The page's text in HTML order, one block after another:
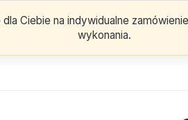
Ciebie na indywidualne
wykonania.